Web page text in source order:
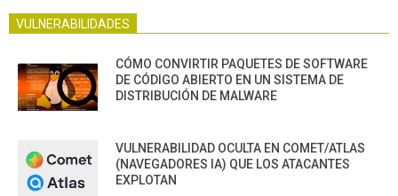
VULNERABILIDADES
CÓMO CONVIRTIR PAQUETES DE SOFTWARE
DE CÓDIGO ABIERTO EN UN SISTEMA DE
DISTRIBUCIÓN DE MALWARE
VULNERABILIDAD OCULTA EN COMET/ATLAS
(NAVEGADORES IA) QUE LOS ATACANTES
EXPLOTAN